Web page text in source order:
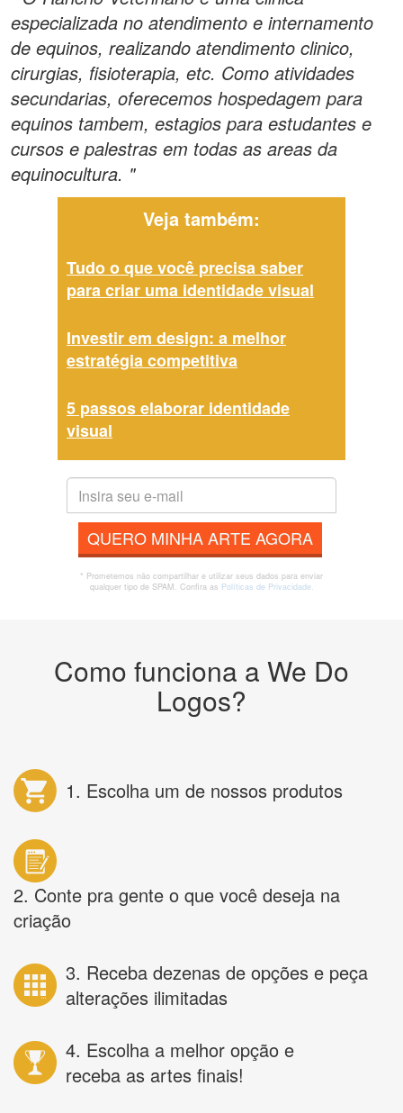
especializada no atendimento e internamento
de equinos, realizando atendimento clinico,
cirurgias, fisioterapia, etc. Como atividades
secundarias, oferecemos hospedagem para
equinos tambem, estagios para estudantes e
cursos e palestras em todas as areas da
equinocultura. "
Veja também:
Tudo o que você precisa saber
para criar uma identidade visual
Investir em design: a melhor
estratégia competitiva
5 passos elaborar identidade
visual
QUERO MINHA ARTE AGORA
* Prometemos não compartilhar e utilizar seus dados para enviar
qualquer tipo de SPAM. Confira as Políticas de Privacidade.
Como funciona a We Do
Logos?
1. Escolha um de nossos produtos
2. Conte pra gente o que você deseja na
criação
3. Receba dezenas de opções e peça
alterações ilimitadas
4. Escolha a melhor opção e
receba as artes finais!